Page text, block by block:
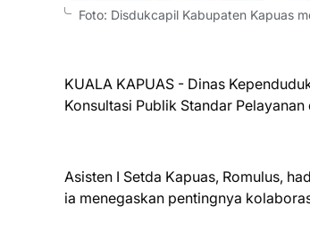
Foto: Disdukcapil Kabupaten Kapuas
KUALA KAPUAS - Dinas
Konsultasi Publik Standar
Asisten I Setda Kapuas, Romulus,
ia menegaskan pentingnya